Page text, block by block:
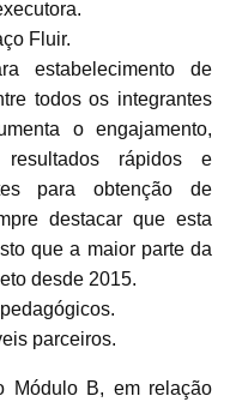
Fluir.
estabelecimento de
todos os integrantes
o engajamento,
rápidos e
para obtenção de
destacar que esta
que a maior parte da
desde 2015.
parceiros.
Módulo B, em relação